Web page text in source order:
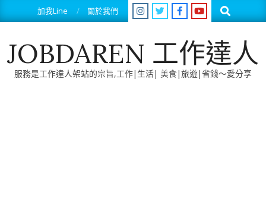
to
加我Line 關於我們 Search
JOBDAREN 工作達人
服務是工作達人架站的宗旨,工作|生活| 美食|旅遊|省錢～愛分享